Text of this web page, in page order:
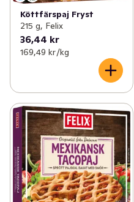
Köttfärspaj Fryst
215 g, Felix
36,44 kr
169,49 kr /kg